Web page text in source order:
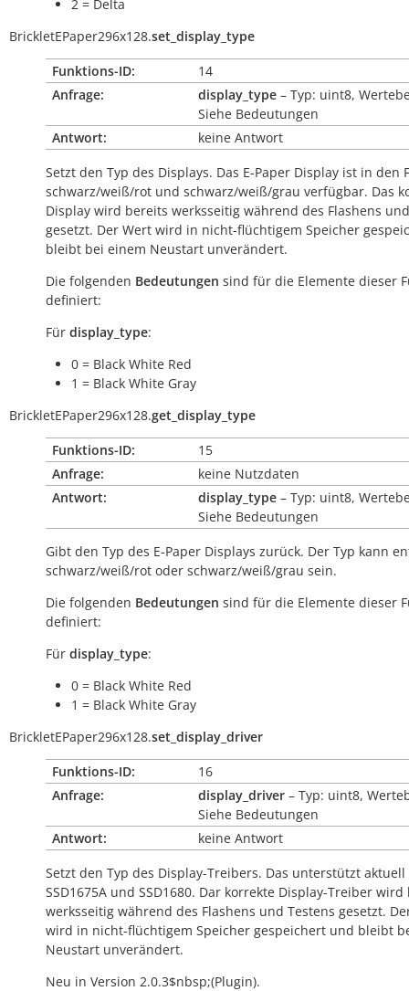
2 = Delta
BrickletEPaper296x128.set_display_type
Funktions-ID:
14
Anfrage:
display_type – Typ: uint8,
Siehe Bedeutungen
Antwort:
keine Antwort
Setzt den Typ des Displays. Das E-Paper Display ist in den
schwarz/weiß/rot und schwarz/weiß/grau verfügbar. Das
Display wird bereits werksseitig während des Flashens
gesetzt. Der Wert wird in nicht-flüchtigem Speicher
bleibt bei einem Neustart unverändert.
Die folgenden Bedeutungen sind für die Elemente dieser
definiert:
Für display_type:
0 = Black White Red
1 = Black White Gray
BrickletEPaper296x128.get_display_type
Funktions-ID:
15
Anfrage:
keine Nutzdaten
Antwort:
display_type – Typ: uint8,
Siehe Bedeutungen
Gibt den Typ des E-Paper Displays zurück. Der Typ kann
schwarz/weiß/rot oder schwarz/weiß/grau sein.
Die folgenden Bedeutungen sind für die Elemente dieser
definiert:
Für display_type:
0 = Black White Red
1 = Black White Gray
BrickletEPaper296x128.set_display_driver
Funktions-ID:
16
Anfrage:
display_driver – Typ: uint8,
Siehe Bedeutungen
Antwort:
keine Antwort
Setzt den Typ des Display-Treibers. Das unterstützt aktuell
SSD1675A und SSD1680. Dar korrekte Display-Treiber
werksseitig während des Flashens und Testens gesetzt.
wird in nicht-flüchtigem Speicher gespeichert und bleibt
Neustart unverändert.
Neu in Version 2.0.3$nbsp;(Plugin).